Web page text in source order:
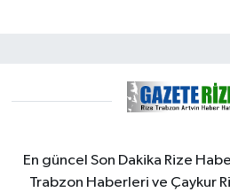
En güncel Son Dakika Rize
Trabzon Haberleri ve Çaykur